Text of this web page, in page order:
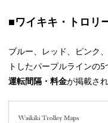
■ワイキキ・トロリ
ブルー、レッド、ピンク
トしたパープルラインの5
運転間隔・料金が掲載さ